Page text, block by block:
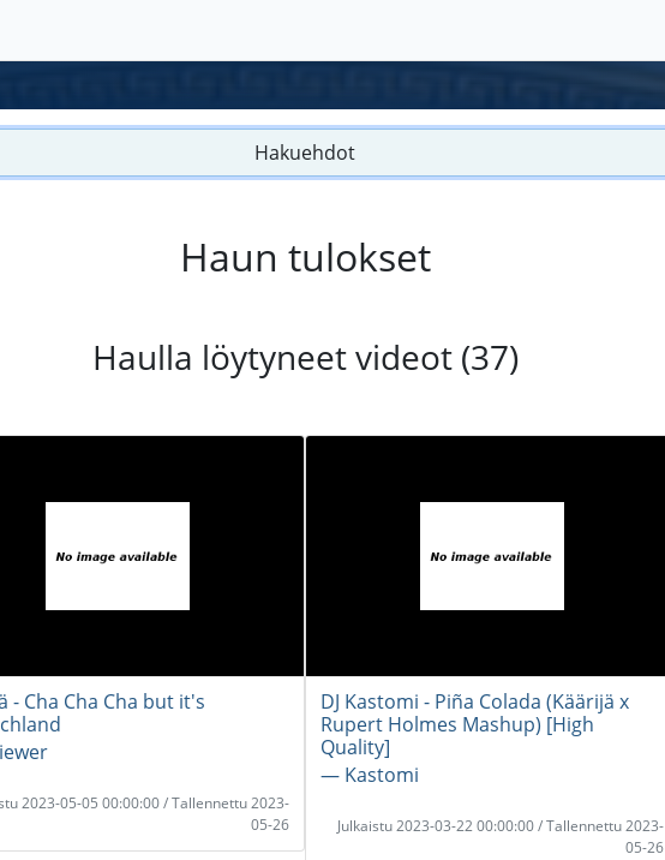
Hakuehdot
Haun tulokset
Haulla löytyneet videot (37)
- Cha Cha Cha but it's
2023-05-05 00:00:00 / Tallennettu 2023-
05-26
DJ Kastomi - Piña Colada (Käärijä x
Rupert Holmes Mashup) [High
Quality]
― Kastomi
Julkaistu 2023-03-22 00:00:00 / Tallennettu 2023-
05-26